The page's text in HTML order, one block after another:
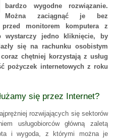
bardzo wygodne rozwiązanie.
Można zaciągnąć je bez
monitorem komputera z
wystarczy jedno kliknięcie, by
się na rachunku osobistym
chętniej korzystają z usług
pożyczek internetowych z roku
się przez Internet?
rozwijających się sektorów
usługobiorców główną zaletą
i wygoda, z którymi można je